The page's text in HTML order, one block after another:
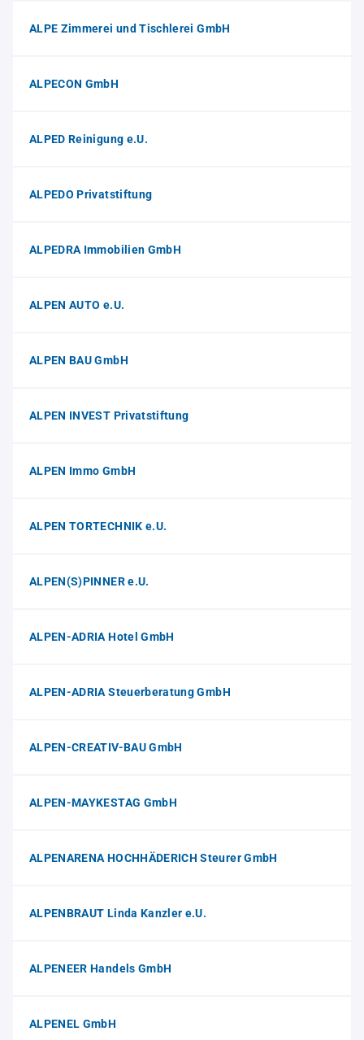
ALPE Zimmerei und Tischlerei GmbH
ALPECON GmbH
ALPED Reinigung e.U.
ALPEDO Privatstiftung
ALPEDRA Immobilien GmbH
ALPEN AUTO e.U.
ALPEN BAU GmbH
ALPEN INVEST Privatstiftung
ALPEN Immo GmbH
ALPEN TORTECHNIK e.U.
ALPEN(S)PINNER e.U.
ALPEN-ADRIA Hotel GmbH
ALPEN-ADRIA Steuerberatung GmbH
ALPEN-CREATIV-BAU GmbH
ALPEN-MAYKESTAG GmbH
ALPENARENA HOCHHÄDERICH Steurer GmbH
ALPENBRAUT Linda Kanzler e.U.
ALPENEER Handels GmbH
ALPENEL GmbH